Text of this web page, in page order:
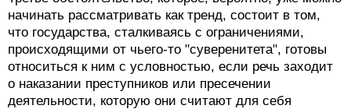
начинать рассматривать как тренд, состоит в том,
что государства, сталкиваясь с ограничениями,
происходящими от чьего-то "суверенитета", готовы
относиться к ним с условностью, если речь заходит
о наказании преступников или пресечении
деятельности, которую они считают для себя